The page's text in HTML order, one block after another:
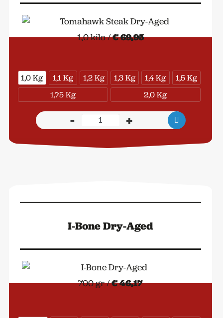
1,0 kilo /€ 69,95
1,0 Kg 1,1 Kg 1,2 Kg 1,3 Kg 1,4 Kg
1,5 Kg
1,75 Kg
2,0 Kg
-
Tomahawk
Steak
Dry-
+
I-Bone Dry-Aged
700 gr /€ 46,17